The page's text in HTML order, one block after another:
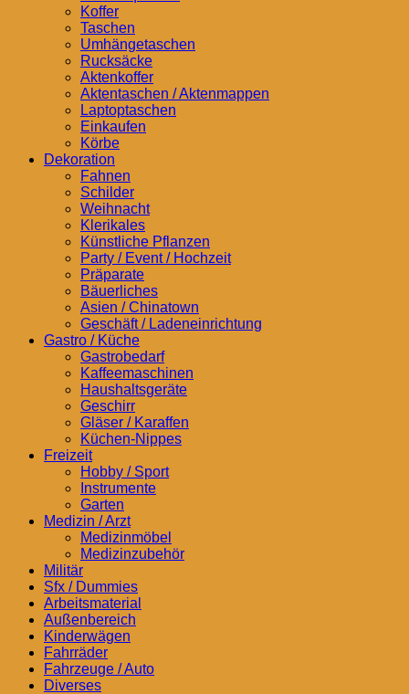
Koffer
Taschen
Umhängetaschen
Rucksäcke
Aktenkoffer
Aktentaschen / Aktenmappen
Laptoptaschen
Einkaufen
Körbe
Dekoration
Fahnen
Schilder
Weihnacht
Klerikales
Künstliche Pflanzen
Party / Event / Hochzeit
Präparate
Bäuerliches
Asien / Chinatown
Geschäft / Ladeneinrichtung
Gastro / Küche
Gastrobedarf
Kaffeemaschinen
Haushaltsgeräte
Geschirr
Gläser / Karaffen
Küchen-Nippes
Freizeit
Hobby / Sport
Instrumente
Garten
Medizin / Arzt
Medizinmöbel
Medizinzubehör
Militär
Sfx / Dummies
Arbeitsmaterial
Außenbereich
Kinderwägen
Fahrräder
Fahrzeuge / Auto
Diverses